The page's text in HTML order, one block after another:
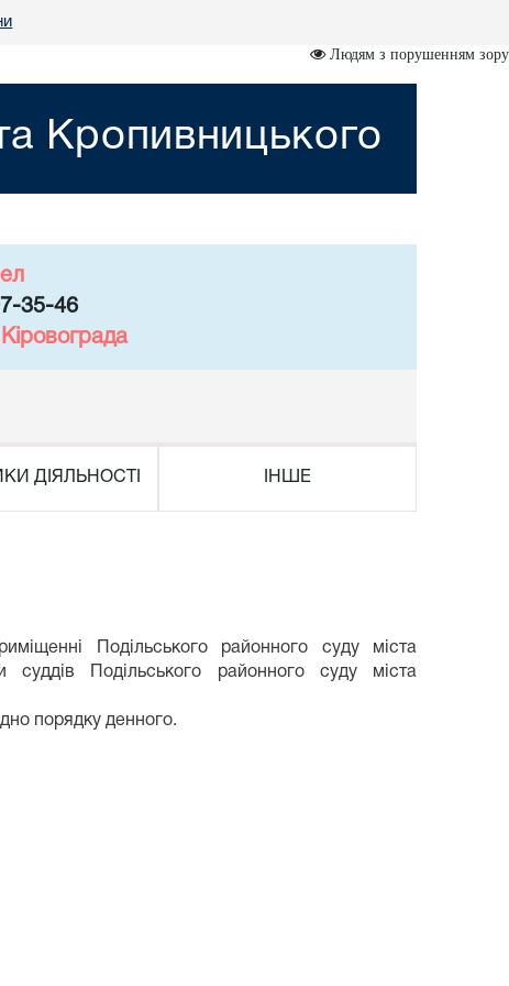
Людям з порушенням зору
Кропивницького
35-46
ДІЯЛЬНОСТІ ІНШЕ
Подільського районного суду міста
суддів Подільського районного суду міста
порядку денного.